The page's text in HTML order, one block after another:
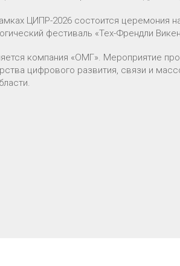
ЦИПР-2026 состоится церемония
фестиваль «Тех-Френдли
компания «ОМГ». Мероприятие
цифрового развития, связи и